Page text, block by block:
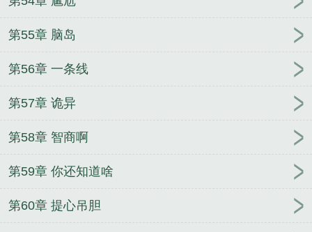
第55章 脑岛
第56章 一条线
第57章 诡异
第58章 智商啊
第59章 你还知道啥
第60章 提心吊胆